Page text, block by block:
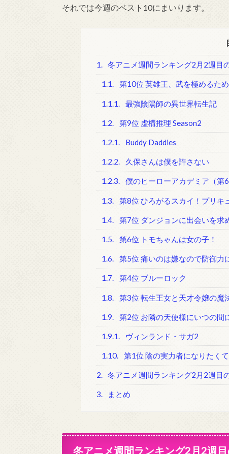
それでは今週のベスト10にまいります。
1. 冬アニメ週間ランキング2月2週目
1.1. 第10位 英雄王、武を極めるた
1.1.1. 最強陰陽師の異世界転生記
1.2. 第9位 虚構推理 Season2
1.2.1. Buddy Daddies
1.2.2. 久保さんは僕を許さない
1.2.3. 僕のヒーローアカデミア（第6
1.3. 第8位 ひろがるスカイ！プリキ
1.4. 第7位 ダンジョンに出会いを求
1.5. 第6位 トモちゃんは女の子！
1.6. 第5位 痛いのは嫌なので防御力
1.7. 第4位 ブルーロック
1.8. 第3位 転生王女と天才令嬢の魔
1.9. 第2位 お隣の天使様にいつの間
1.9.1. ヴィンランド・サガ2
1.10. 第1位 陰の実力者になりたくて
2. 冬アニメ週間ランキング2月2週目
3. まとめ
冬アニメ週間ランキング2月2週